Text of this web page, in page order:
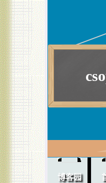
提升软实力！
博客园